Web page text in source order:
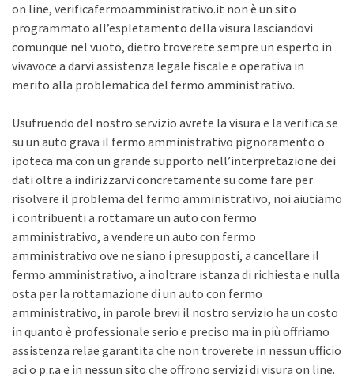
on line, verificafermoamministrativo.it non è un sito
programmato all’espletamento della visura lasciandovi
comunque nel vuoto, dietro troverete sempre un esperto in
vivavoce a darvi assistenza legale fiscale e operativa in
merito alla problematica del fermo amministrativo.
Usufruendo del nostro servizio avrete la visura e la verifica se
su un auto grava il fermo amministrativo pignoramento o
ipoteca ma con un grande supporto nell’interpretazione dei
dati oltre a indirizzarvi concretamente su come fare per
risolvere il problema del fermo amministrativo, noi aiutiamo
i contribuenti a rottamare un auto con fermo
amministrativo, a vendere un auto con fermo
amministrativo ove ne siano i presupposti, a cancellare il
fermo amministrativo, a inoltrare istanza di richiesta e nulla
osta per la rottamazione di un auto con fermo
amministrativo, in parole brevi il nostro servizio ha un costo
in quanto è professionale serio e preciso ma in più offriamo
assistenza relae garantita che non troverete in nessun ufficio
aci o p.r.a e in nessun sito che offrono servizi di visura on line.